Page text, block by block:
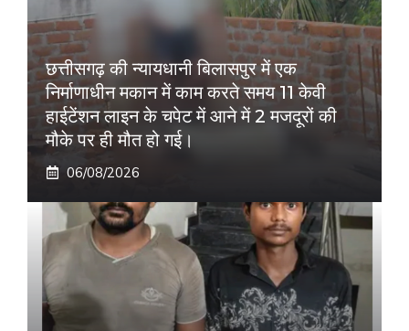
छत्तीसगढ़ की न्यायधानी बिलासपुर में एक
निर्माणाधीन मकान में काम करते समय 11 केवी
हाईटेंशन लाइन के चपेट में आने में 2 मजदूरों की
मौके पर ही मौत हो गई।
06/08/2026